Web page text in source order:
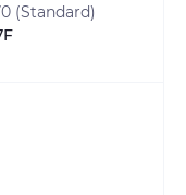
(Standard)